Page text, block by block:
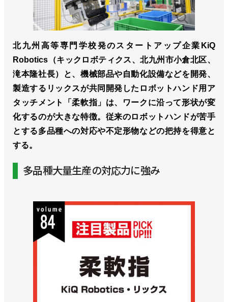
北九州高等専門学校発のスタートアップ企業KiQ
Robotics（キックロボティクス、北九州市⼩倉北区、
滝本隆社長）と、機械部品や自動化設備などを開発、
製造するリックスが共同開発したロボットハンド用ア
タッチメント「柔軟指」は、ワークに沿って形状が変
化するのが大きな特徴。従来のロボットハンドが苦手
とする多品種への対応や不定形物などの把持を得意と
する。
多品種大量生産の対応力に強み